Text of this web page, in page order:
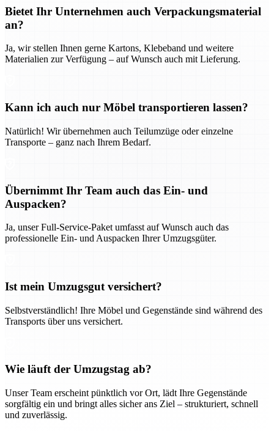
Bietet Ihr Unternehmen auch Verpackungsmaterial
an?
Ja, wir stellen Ihnen gerne Kartons, Klebeband und weitere
Materialien zur Verfügung – auf Wunsch auch mit Lieferung.
Kann ich auch nur Möbel transportieren lassen?
Natürlich! Wir übernehmen auch Teilumzüge oder einzelne
Transporte – ganz nach Ihrem Bedarf.
Übernimmt Ihr Team auch das Ein- und
Auspacken?
Ja, unser Full-Service-Paket umfasst auf Wunsch auch das
professionelle Ein- und Auspacken Ihrer Umzugsgüter.
Ist mein Umzugsgut versichert?
Selbstverständlich! Ihre Möbel und Gegenstände sind während des
Transports über uns versichert.
Wie läuft der Umzugstag ab?
Unser Team erscheint pünktlich vor Ort, lädt Ihre Gegenstände
sorgfältig ein und bringt alles sicher ans Ziel – strukturiert, schnell
und zuverlässig.